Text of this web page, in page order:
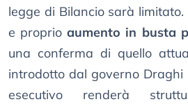
legge di Bilancio sarà
e proprioaumento in busta
una conferma di quello
introdotto dal governo
esecutivo renderà